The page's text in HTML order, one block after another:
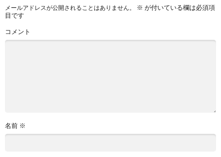
メールアドレスが公開されることはありません。 ※ が付いている欄は必須項
目です
コメント
名前 ※